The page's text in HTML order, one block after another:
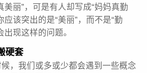
美丽”，可是有人却写成“妈妈真勤
应该突出的是“美丽”，而不是“勤
出现这样的问题。
硬套
，我们或多或少都会遇到一些概念